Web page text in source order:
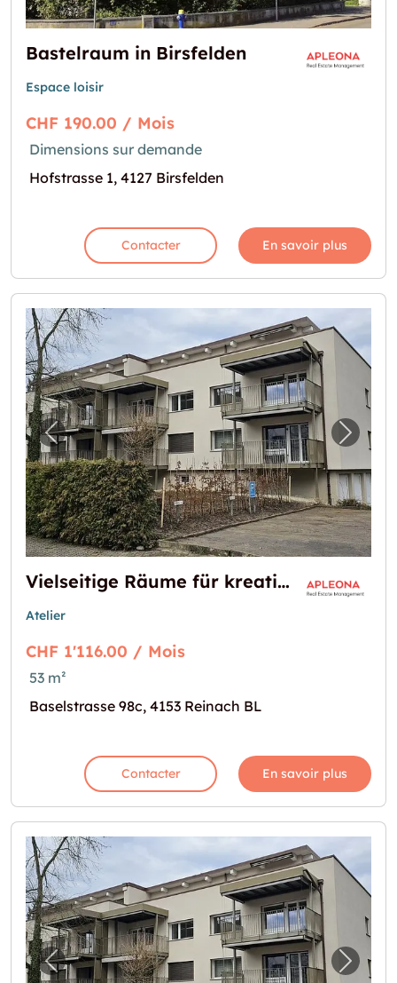
Bastelraum in Birsfelden
Espace loisir
CHF 190.00 / Mois
Dimensions sur demande
Hofstrasse 1, 4127 Birsfelden
Contacter En savoir plus
Image précédente pour "Vielseitige
Vielseitige Räume für kreative und private Projekte
Atelier
CHF 1'116.00 / Mois
53 m²
Baselstrasse 98c, 4153 Reinach BL
Contacter En savoir plus
Image précédente pour "Vielseitige